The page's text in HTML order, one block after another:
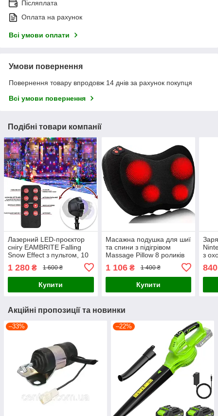
Післяплата
Оплата на рахунок
Всі умови оплати
Умови повернення
Повернення товару впродовж 14 днів за рахунок покупця
Всі умови повернення
Подібні товари компанії
Лазерний LED-проєктор
снігу EAMBRITE Falling
Snow Effect з пультом, 10
новорічний проектор для
дому та фасаду
1 280 ₴ 1 600 ₴
Купити
Масажна подушка для шиї
та спини з підігрівом
Massage Pillow 8 роликів
масажер для дому та авто
1 106₴ 1 400 ₴
Купити
з
840
Акційні пропозиції та новинки
–33% –22%